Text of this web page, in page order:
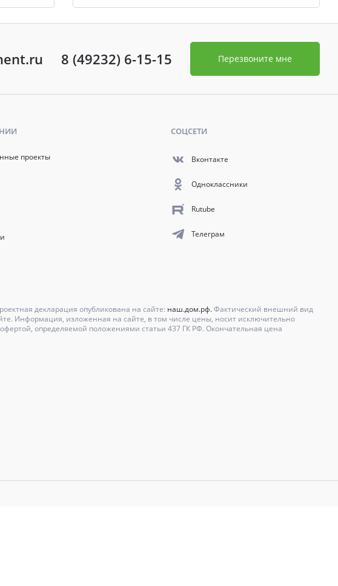
8 (49232) 6-15-15 Перезвоните мне
проекты
СОЦСЕТИ
Вконтакте
Одноклассники
Rutube
Телеграм
декларация опубликована на сайте: наш.дом.рф.Фактический внешний вид
Информация, изложенная на сайте, в том числе цены, носит исключительно
определяемой положениями статьи 437 ГК РФ. Окончательная цена